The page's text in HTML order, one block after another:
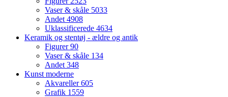
Vaser & skåle 5033
Andet4908
Uklassificerede 4634
Keramik og stentøj - ældre og antik
Figurer90
Vaser & skåle 134
Andet348
Kunst moderne
Akvareller605
Grafik 1559